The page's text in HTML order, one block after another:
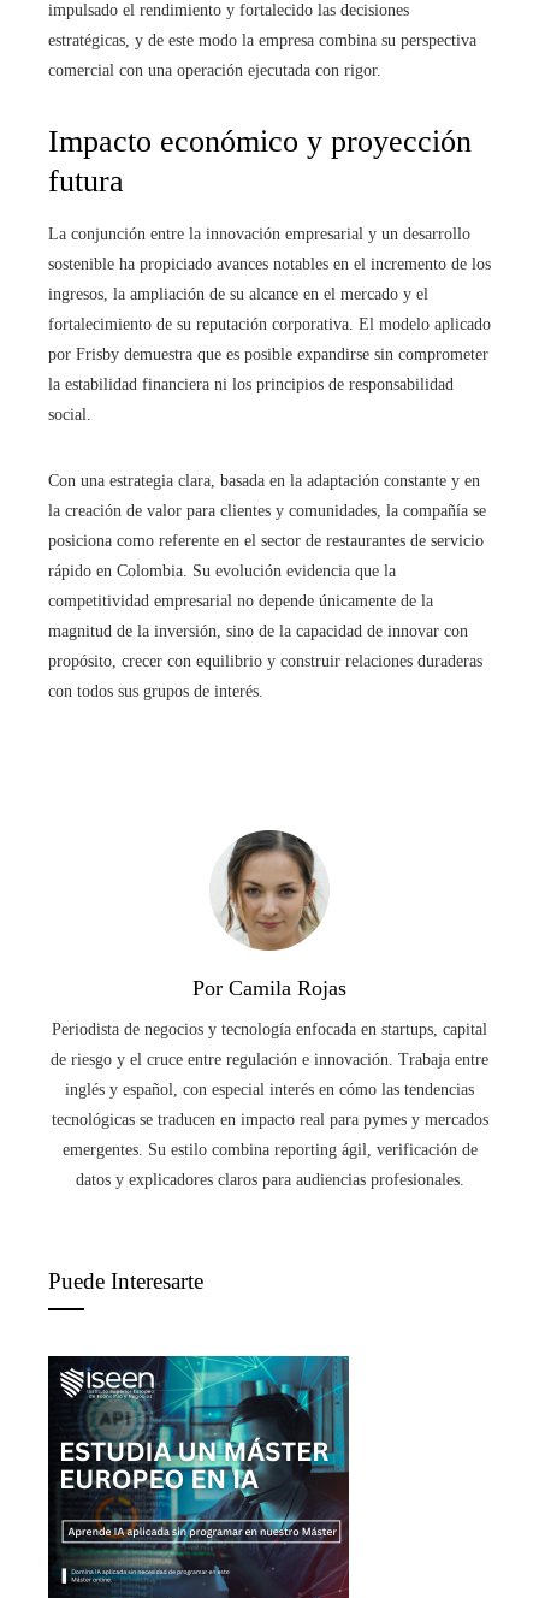
impulsado el rendimiento y fortalecido las decisiones
estratégicas, y de este modo la empresa combina su perspectiva
comercial con una operación ejecutada con rigor.
Impacto económico y proyección
futura
La conjunción entre la innovación empresarial y un desarrollo
sostenible ha propiciado avances notables en el incremento de los
ingresos, la ampliación de su alcance en el mercado y el
fortalecimiento de su reputación corporativa. El modelo aplicado
por Frisby demuestra que es posible expandirse sin comprometer
la estabilidad financiera ni los principios de responsabilidad
social.
Con una estrategia clara, basada en la adaptación constante y en
la creación de valor para clientes y comunidades, la compañía se
posiciona como referente en el sector de restaurantes de servicio
rápido en Colombia. Su evolución evidencia que la
competitividad empresarial no depende únicamente de la
magnitud de la inversión, sino de la capacidad de innovar con
propósito, crecer con equilibrio y construir relaciones duraderas
con todos sus grupos de interés.
Por Camila Rojas
Periodista de negocios y tecnología enfocada en startups, capital
de riesgo y el cruce entre regulación e innovación. Trabaja entre
inglés y español, con especial interés en cómo las tendencias
tecnológicas se traducen en impacto real para pymes y mercados
emergentes. Su estilo combina reporting ágil, verificación de
datos y explicadores claros para audiencias profesionales.
Puede Interesarte